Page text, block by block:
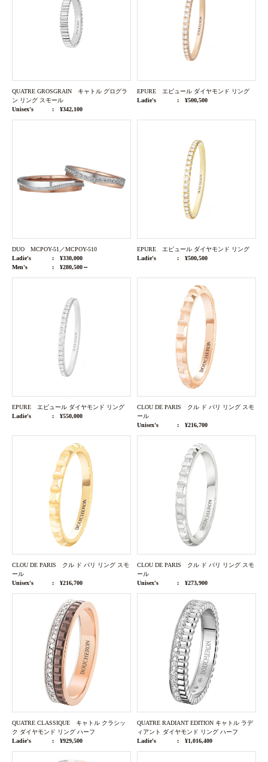
QUATRE GROSGRAIN キャトル グログラ
ン リング スモール
Unisex's
¥342,100
EPURE エピュール ダイヤモンド リング
Ladie's
¥500,500
DUO MCPOY-51／MCPOY-510
Ladie's
¥330,000
Men's
¥280,500～
EPURE エピュール ダイヤモンド リング
Ladie's
¥500,500
EPURE エピュール ダイヤモンド リング
Ladie's
¥550,000
CLOU DE PARIS クル ド パリ リング スモ
ール
Unisex's
¥216,700
CLOU DE PARIS クル ド パリ リング スモ
ール
Unisex's
¥216,700
CLOU DE PARIS クル ド パリ リング スモ
ール
Unisex's
¥273,900
QUATRE CLASSIQUE キャトル クラシッ
ク ダイヤモンド リング ハーフ
Ladie's
¥929,500
QUATRE RADIANT EDITION キャトル ラデ
ィアント ダイヤモンド リング ハーフ
Ladie's
¥1,016,400